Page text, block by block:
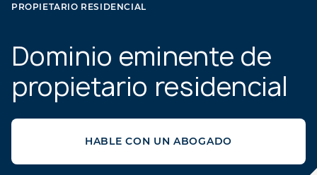
PROPIETARIO RESIDENCIAL
Dominio eminente de
propietario residencial
HABLE CON UN ABOGADO